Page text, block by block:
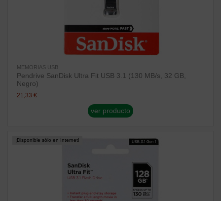
MEMORIAS USB
Pendrive SanDisk Ultra Fit USB 3.1 (130 MB/s, 32 GB,
Negro)
21,33 €
ver producto
¡Disponible sólo en Internet!